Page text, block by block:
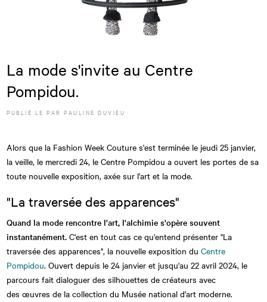
La mode s'invite au Centre
Pompidou.
PUBLIÉ LEPARPAULINE DUVIEU
Alors que la Fashion Week Couture s'est terminée le jeudi 25 janvier,
la veille, le mercredi 24, le Centre Pompidou a ouvert les portes de sa
toute nouvelle exposition, axée sur l'art et la mode.
"La traversée des apparences"
Quand la mode rencontre l'art, l'alchimie s'opère souvent
instantanément. C'est en tout cas ce qu'entend présenter "La
traversée des apparences", la nouvelle exposition duCentre
Pompidou. Ouvert depuis le 24 janvier et jusqu'au 22 avril 2024, le
parcours fait dialoguer des silhouettes de créateurs avec
des œuvres de la collection du Musée national d'art moderne.